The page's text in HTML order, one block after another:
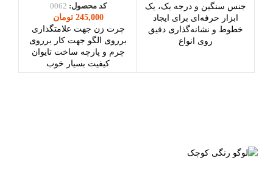
جنس سنگین و درجه یک، یک
ابزار حرفه‌ای برای ایجاد
خطوط و نشانه‌گذاری دقیق
روی انواع
کد محصول: 0062
تومان
چرت زن جهت علامتگذاری
برروی الگو جهت کار برروی
چرم و پارچه ساخت تایوان
کیفیت بسیار خوب